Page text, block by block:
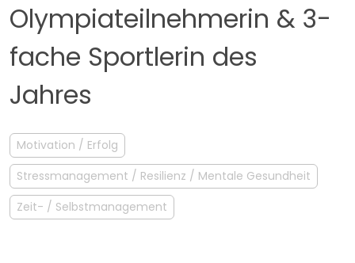
Olympiateilnehmerin & 3-
fache Sportlerin des
Jahres
Motivation / Erfolg
Stressmanagement / Resilienz / Mentale Gesundheit
Zeit- / Selbstmanagement